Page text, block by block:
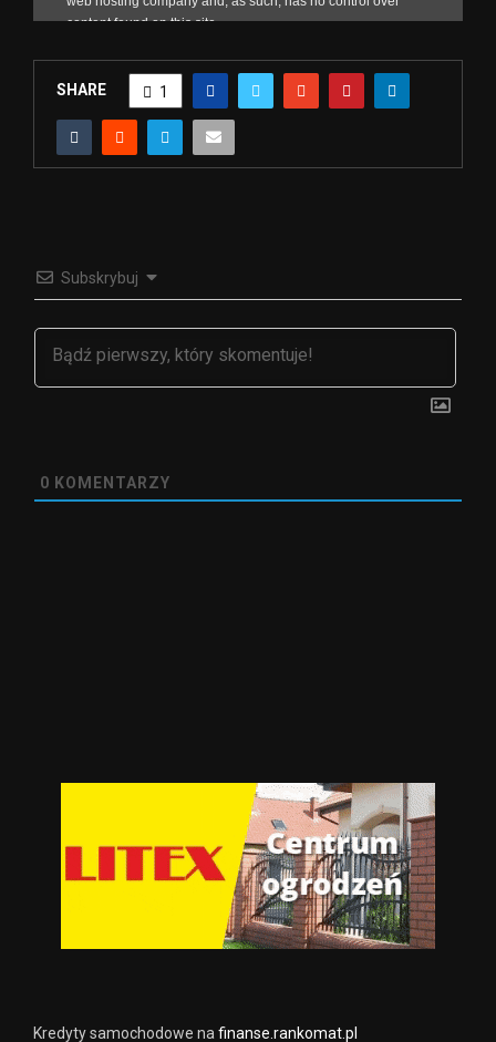
SHARE 1
Subskrybuj
0 KOMENTARZY
Kredyty samochodowe na finanse.rankomat.pl